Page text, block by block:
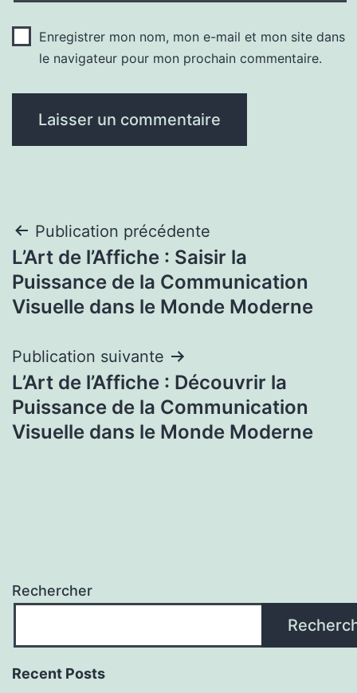
Enregistrer mon nom, mon e-mail et mon site dans
le navigateur pour mon prochain commentaire.
Navigation
de
l’article
Publication précédente
L’Art de l’Affiche : Saisir la
Puissance de la Communication
Visuelle dans le Monde Moderne
Publication suivante
L’Art de l’Affiche : Découvrir la
Puissance de la Communication
Visuelle dans le Monde Moderne
Rechercher
Recent Posts